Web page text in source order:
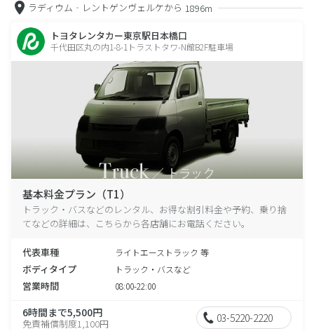
ラディウム‐レントゲンヴェルケから 1896m
トヨタレンタカー東京駅日本橋口
千代田区丸の内1-8-1トラストタワ-N館B2F駐車場
基本料金プラン（T1）
トラック・バスなどのレンタル、お得な割引料金や予約、乗り捨
てなどの詳細は、こちらから各店舗にお電話ください。
代表車種 ライトエーストラック 等
ボディタイプ トラック・バスなど
営業時間 08:00-22:00
6時間まで5,500円
免責補償制度1,100円 03-5220-2220